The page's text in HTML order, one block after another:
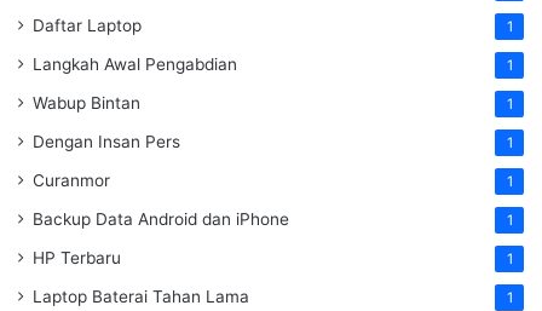
Daftar Laptop 1
Langkah Awal Pengabdian 1
Wabup Bintan 1
Dengan Insan Pers 1
Curanmor 1
Backup Data Android dan iPhone 1
HP Terbaru 1
Laptop Baterai Tahan Lama 1